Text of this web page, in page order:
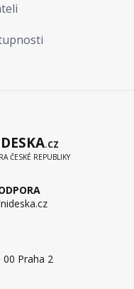
.CZ
ČESKÉ REPUBLIKY
00 Praha 2